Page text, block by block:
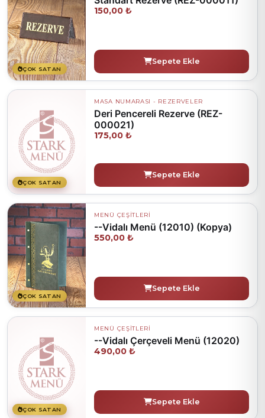
ÇOK SATAN
150,00 ₺
Sepete Ekle
ÇOK SATAN
MASA NUMARASI - REZERVELER
Deri Pencereli Rezerve (REZ-
000021)
175,00 ₺
Sepete Ekle
ÇOK SATAN
MENÜ ÇEŞİTLERİ
--Vidalı Menü (12010) (Kopya)
550,00 ₺
Sepete Ekle
ÇOK SATAN
MENÜ ÇEŞİTLERİ
--Vidalı Çerçeveli Menü (12020)
490,00 ₺
Sepete Ekle